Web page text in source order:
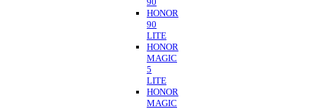
HONOR
90
LITE
HONOR
MAGIC
5
LITE
HONOR
MAGIC